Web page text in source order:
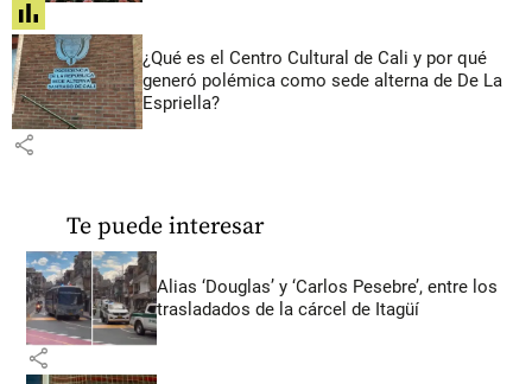
share
¿Qué es el Centro Cultural de Cali y por qué
generó polémica como sede alterna de De La
Espriella?
share
Te puede interesar
Alias ‘Douglas’ y ‘Carlos Pesebre’, entre los
trasladados de la cárcel de Itagüí
share